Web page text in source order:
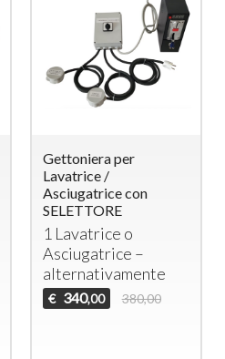
Gettoniera per
Lavatrice /
Asciugatrice con
SELETTORE
1 Lavatrice o
Asciugatrice –
alternativamente
€ 340,00 380,00